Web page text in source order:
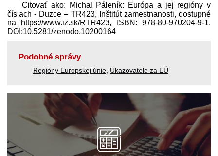
Citovať ako: Michal Páleník: Európa a jej regióny v
číslach - Duzce – TR423, Inštitút zamestnanosti, dostupné
na https://www.iz.sk/​RTR423, ISBN: 978-80-970204-9-1,
DOI:10.5281/zenodo.10200164
Podobné správy
Regióny Európskej únie Ukazovatele za EÚ